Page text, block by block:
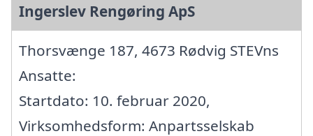
Ingerslev Rengøring ApS
Thorsvænge 187, 4673 Rødvig STEVns
Ansatte:
Startdato: 10. februar 2020,
Virksomhedsform: Anpartsselskab